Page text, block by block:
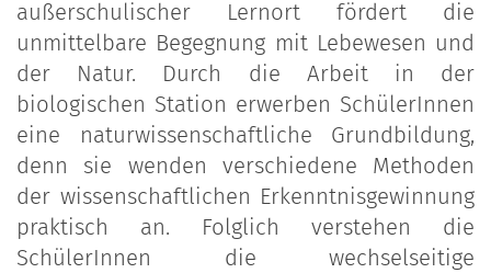
außerschulischer Lernort fördert die
unmittelbare Begegnung mit Lebewesen und
der Natur. Durch die Arbeit in der
biologischen Station erwerben SchülerInnen
eine naturwissenschaftliche Grundbildung,
denn sie wenden verschiedene Methoden
der wissenschaftlichen Erkenntnisgewinnung
praktisch an. Folglich verstehen die
SchülerInnen die wechselseitige